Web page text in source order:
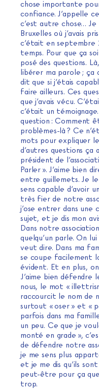
chose importante
confiance. J’appelle
c’est autre chose… Je
Bruxelles où j’avais
c’était en septembre
temps. Pour que ça
posé des questions.
libérer ma parole ; ça
dit que si j’étais
faire ailleurs. Ces
que j’avais vécu.
c’était un
question : Comment
problèmes-là ? Ce
mots pour expliquer
d’autres questions
président de
Parler ». J’aime bien
entre guillemets. Je
sens capable d’avoir
très fier de notre
j’ose entrer dans une
sujet, et je dis mon
Dans notre
quelqu’un parle. On
veut dire. Dans ma
se coupe facilement
évident. Et en plus,
J’aime bien défendre
nous, le mot «
raccourcit le nom de
surtout « oser » et «
parfois dans ma
un peu. Ce que je
monté en grade »,
de défendre notre
je me sens plus
et je me dis qu’ils
peut-être pour ça
trop.